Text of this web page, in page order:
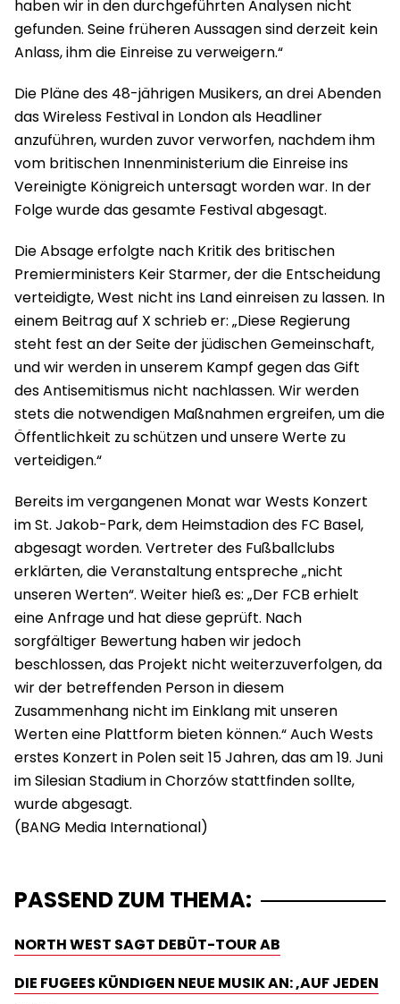
haben wir in den durchgeführten Analysen nicht
gefunden. Seine früheren Aussagen sind derzeit kein
Anlass, ihm die Einreise zu verweigern.“
Die Pläne des 48-jährigen Musikers, an drei Abenden
das Wireless Festival in London als Headliner
anzuführen, wurden zuvor verworfen, nachdem ihm
vom britischen Innenministerium die Einreise ins
Vereinigte Königreich untersagt worden war. In der
Folge wurde das gesamte Festival abgesagt.
Die Absage erfolgte nach Kritik des britischen
Premierministers Keir Starmer, der die Entscheidung
verteidigte, West nicht ins Land einreisen zu lassen. In
einem Beitrag auf X schrieb er: „Diese Regierung
steht fest an der Seite der jüdischen Gemeinschaft,
und wir werden in unserem Kampf gegen das Gift
des Antisemitismus nicht nachlassen. Wir werden
stets die notwendigen Maßnahmen ergreifen, um die
Öffentlichkeit zu schützen und unsere Werte zu
verteidigen.“
Bereits im vergangenen Monat war Wests Konzert
im St. Jakob-Park, dem Heimstadion des FC Basel,
abgesagt worden. Vertreter des Fußballclubs
erklärten, die Veranstaltung entspreche „nicht
unseren Werten“. Weiter hieß es: „Der FCB erhielt
eine Anfrage und hat diese geprüft. Nach
sorgfältiger Bewertung haben wir jedoch
beschlossen, das Projekt nicht weiterzuverfolgen, da
wir der betreffenden Person in diesem
Zusammenhang nicht im Einklang mit unseren
Werten eine Plattform bieten können.“ Auch Wests
erstes Konzert in Polen seit 15 Jahren, das am 19. Juni
im Silesian Stadium in Chorzów stattfinden sollte,
wurde abgesagt.
PASSEND ZUM THEMA:
NORTH WEST SAGT DEBÜT-TOUR AB
DIE FUGEES KÜNDIGEN NEUE MUSIK AN: ‚AUF JEDEN